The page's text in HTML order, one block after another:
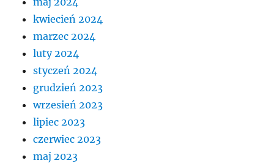
kwiecień 2024
marzec 2024
luty 2024
styczeń 2024
grudzień 2023
wrzesień 2023
lipiec 2023
czerwiec 2023
maj 2023